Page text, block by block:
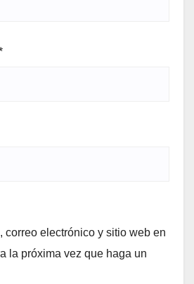
correo electrónico y sitio web en
la próxima vez que haga un